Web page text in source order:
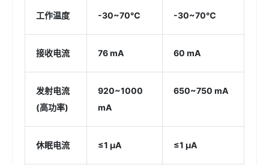
工作温度 -30~70℃ -30~70℃
接收电流 76 mA 60 mA
发射电流
(高功率)
920~1000
mA
650~750 mA
休眠电流 ≤1 μA ≤1 μA